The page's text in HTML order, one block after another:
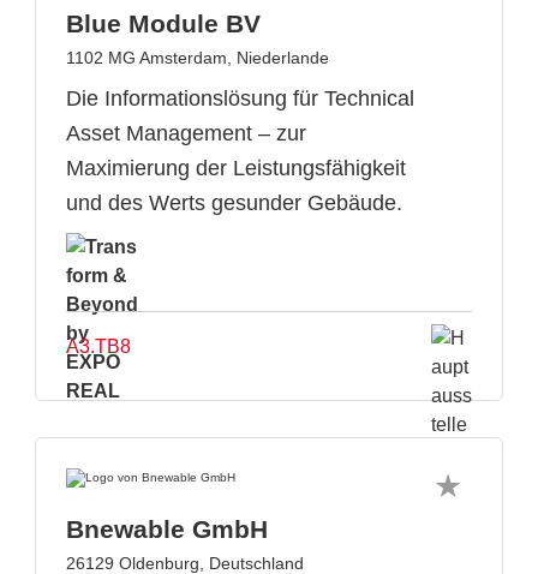
Blue Module BV
1102 MG Amsterdam, Niederlande
Die Informationslösung für Technical
Asset Management – zur
Maximierung der Leistungsfähigkeit
und des Werts gesunder Gebäude.
A3.TB8
Bnewable GmbH
26129 Oldenburg, Deutschland